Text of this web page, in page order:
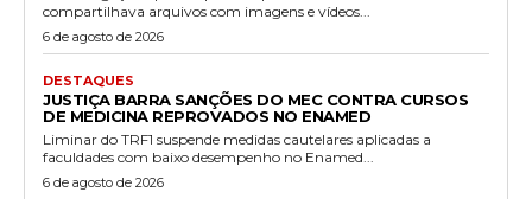
compartilhava arquivos com imagens e vídeos...
6 de agosto de 2026
DESTAQUES
JUSTIÇA BARRA SANÇÕES DO MEC CONTRA CURSOS
DE MEDICINA REPROVADOS NO ENAMED
Liminar do TRF1 suspende medidas cautelares aplicadas a
faculdades com baixo desempenho no Enamed...
6 de agosto de 2026